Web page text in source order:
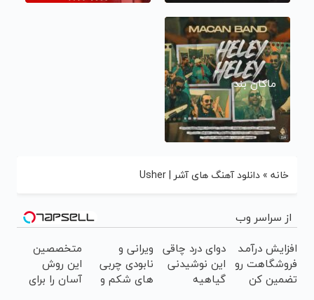
ماکان بند
خانه » دانلود آهنگ های آشر | Usher
از سراسر وب
افزایش درآمـد
فروشگاهت رو
تضمین کن
دوای درد چاقی
این نوشیدنی
گیاهیه
ویرانی و
نابودی چربی
های شکم و
متخصصین
این روش
آسان را برای